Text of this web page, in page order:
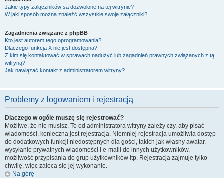
Jakie typy załączników są dozwolone na tej witrynie?
W jaki sposób można znaleźć wszystkie swoje załączniki?
Zagadnienia związane z phpBB
Kto jest autorem tego oprogramowania?
Dlaczego funkcja X nie jest dostępna?
Z kim się kontaktować w sprawach nadużyć lub zagadnień prawnych związanych z tą
witryną?
Jak nawiązać kontakt z administratorem witryny?
Problemy z logowaniem i rejestracją
Dlaczego w ogóle muszę się rejestrować?
Możliwe, że nie musisz. To od administratora witryny zależy czy, aby pisać
wiadomości, konieczna jest rejestracja. Niemniej rejestracja umożliwia dostęp
do dodatkowych funkcji niedostępnych dla gości, takich jak własny awatar,
wysyłanie prywatnych wiadomości i e-maili do innych użytkowników,
możliwość przypisania do grup użytkowników itp. Rejestracja zajmuje tylko
chwilę, więc zaleca się jej wykonanie.
Na górę